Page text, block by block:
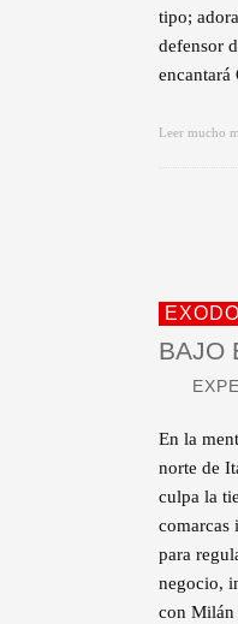
tipo;
defensor
encantará
Leer mucho
EXODO
BAJO
En la
norte de
culpa la
comarcas
para
negocio,
con